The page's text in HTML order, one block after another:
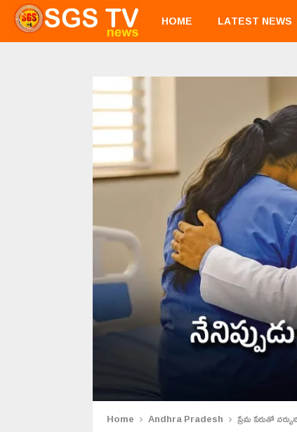
HOME LATEST NEWS
Home Andhra Pradesh ప్రేమ పేరుతో